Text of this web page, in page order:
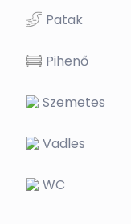
Patak
Pihenő
Szemetes
Vadles
WC